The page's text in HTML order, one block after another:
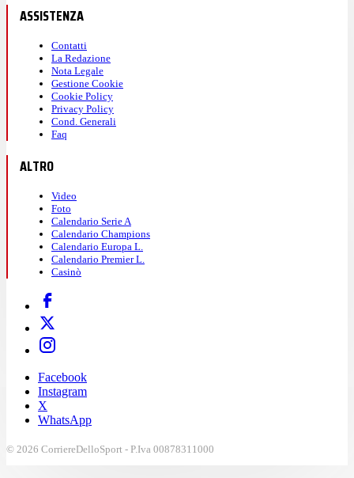
ASSISTENZA
Contatti
La Redazione
Nota Legale
Gestione Cookie
Cookie Policy
Privacy Policy
Cond. Generali
Faq
ALTRO
Video
Foto
Calendario Serie A
Calendario Champions
Calendario Europa L.
Calendario Premier L.
Casinò
Facebook
Instagram
X
WhatsApp
© 2026 CorriereDelloSport - P.Iva 00878311000